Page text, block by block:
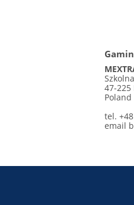
47-225
Poland
tel.
email